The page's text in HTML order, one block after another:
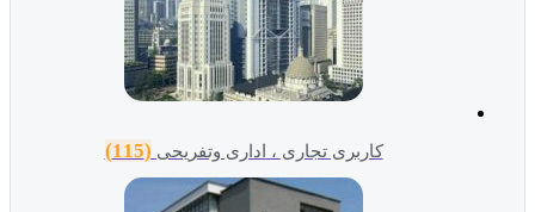
کاربری تجاری ، اداری وتفریحی(115)